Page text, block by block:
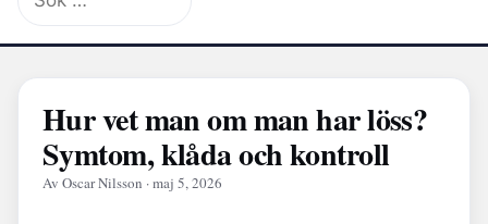
efter:
Hur vet man om man har löss?
Symtom, klåda och kontroll
Av Oscar Nilsson · maj 5, 2026